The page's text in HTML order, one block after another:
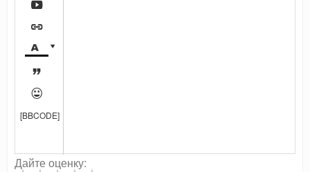






[BBCODE]
Дайте оценку: